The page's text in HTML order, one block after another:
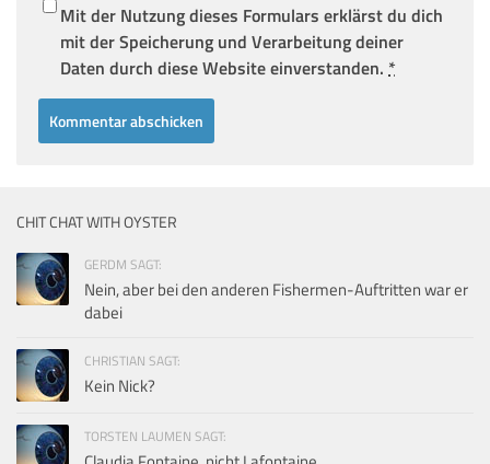
Mit der Nutzung dieses Formulars erklärst du dich
mit der Speicherung und Verarbeitung deiner
Daten durch diese Website einverstanden. *
CHIT CHAT WITH OYSTER
GERDM SAGT:
Nein, aber bei den anderen Fishermen-Auftritten war er
dabei
CHRISTIAN SAGT:
Kein Nick?
TORSTEN LAUMEN SAGT: